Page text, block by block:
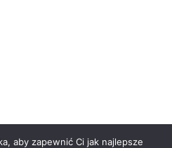
aby zapewnić Ci jak najlepsze